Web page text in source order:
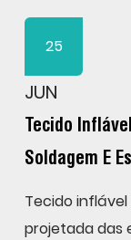
25
JUN
Tecido
Soldagem E
Tecido inflável
projetada das